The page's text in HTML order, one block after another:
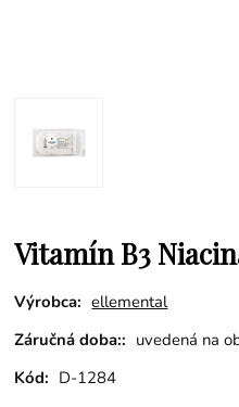
Vitamín B3
Výrobca: ellemental
Záručná doba:: uvedená na
Kód: D-1284